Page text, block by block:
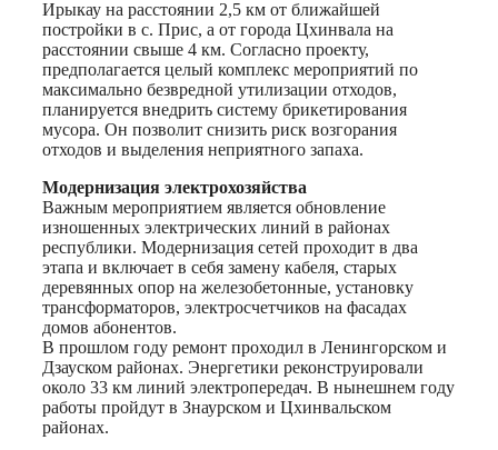
Ирыкау на расстоянии 2,5 км от ближайшей
постройки в с. Прис, а от города Цхинвала на
расстоянии свыше 4 км. Согласно проекту,
предполагается целый комплекс мероприятий по
максимально безвредной утилизации отходов,
планируется внедрить систему брикетирования
мусора. Он позволит снизить риск возгорания
отходов и выделения неприятного запаха.
Модернизация электрохозяйства
Важным мероприятием является обновление
изношенных электрических линий в районах
республики. Модернизация сетей проходит в два
этапа и включает в себя замену кабеля, старых
деревянных опор на железобетонные, установку
трансформаторов, электросчетчиков на фасадах
домов абонентов.
В прошлом году ремонт проходил в Ленингорском и
Дзауском районах. Энергетики реконструировали
около 33 км линий электропередач. В нынешнем году
работы пройдут в Знаурском и Цхинвальском
районах.